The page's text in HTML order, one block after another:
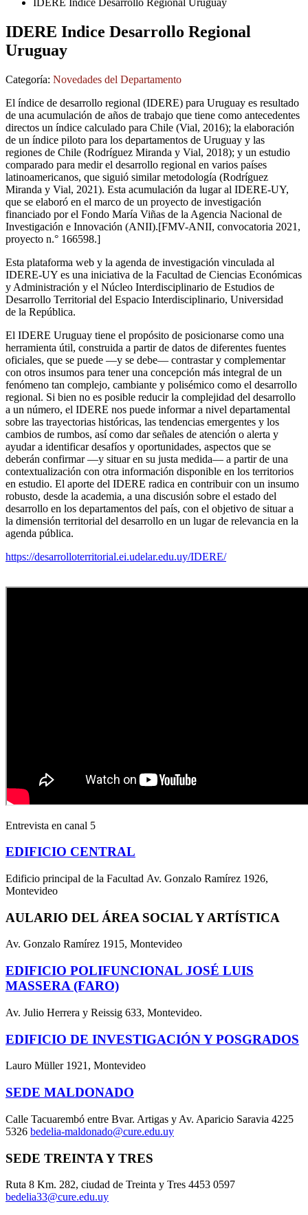
IDERE Indice Desarrollo Regional
Uruguay
Categoría: Novedades del Departamento
El índice de desarrollo regional (IDERE) para Uruguay es resultado
de una acumulación de años de trabajo que tiene como antecedentes
directos un índice calculado para Chile (Vial, 2016); la elaboración
de un índice piloto para los departamentos de Uruguay y las
regiones de Chile (Rodríguez Miranda y Vial, 2018); y un estudio
comparado para medir el desarrollo regional en varios países
latinoamericanos, que siguió similar metodología (Rodríguez
Miranda y Vial, 2021). Esta acumulación da lugar al IDERE-UY,
que se elaboró en el marco de un proyecto de investigación
financiado por el Fondo María Viñas de la Agencia Nacional de
Investigación e Innovación (ANII).[FMV-ANII, convocatoria 2021,
proyecto n.° 166598.]
Esta plataforma web y la agenda de investigación vinculada al
IDERE-UY es una iniciativa de la Facultad de Ciencias Económicas
y Administración y el Núcleo Interdisciplinario de Estudios de
Desarrollo Territorial del Espacio Interdisciplinario, Universidad
de la República.
El IDERE Uruguay tiene el propósito de posicionarse como una
herramienta útil, construida a partir de datos de diferentes fuentes
oficiales, que se puede —y se debe— contrastar y complementar
con otros insumos para tener una concepción más integral de un
fenómeno tan complejo, cambiante y polisémico como el desarrollo
regional. Si bien no es posible reducir la complejidad del desarrollo
a un número, el IDERE nos puede informar a nivel departamental
sobre las trayectorias históricas, las tendencias emergentes y los
cambios de rumbos, así como dar señales de atención o alerta y
ayudar a identificar desafíos y oportunidades, aspectos que se
deberán confirmar —y situar en su justa medida— a partir de una
contextualización con otra información disponible en los territorios
en estudio. El aporte del IDERE radica en contribuir con un insumo
robusto, desde la academia, a una discusión sobre el estado del
desarrollo en los departamentos del país, con el objetivo de situar a
la dimensión territorial del desarrollo en un lugar de relevancia en la
agenda pública.
https://desarrolloterritorial.ei.udelar.edu.uy/IDERE/
Entrevista en canal 5
EDIFICIO CENTRAL
Edificio principal de la Facultad Av. Gonzalo Ramírez 1926,
Montevideo
AULARIO DEL ÁREA SOCIAL Y ARTÍSTICA
Av. Gonzalo Ramírez 1915, Montevideo
EDIFICIO POLIFUNCIONAL JOSÉ LUIS
MASSERA (FARO)
Av. Julio Herrera y Reissig 633, Montevideo.
EDIFICIO DE INVESTIGACIÓN Y POSGRADOS
Lauro Müller 1921, Montevideo
SEDE MALDONADO
Calle Tacuarembó entre Bvar. Artigas y Av. Aparicio Saravia 4225
5326 bedelia-maldonado@cure.edu.uy
SEDE TREINTA Y TRES
Ruta 8 Km. 282, ciudad de Treinta y Tres 4453 0597
bedelia33@cure.edu.uy